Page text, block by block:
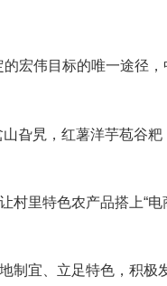
伟目标的唯一途径，
旮旯，红薯洋芋苞谷
里特色农产品搭上“电
宜、立足特色，积极